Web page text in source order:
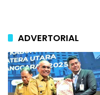
ADVERTORIAL